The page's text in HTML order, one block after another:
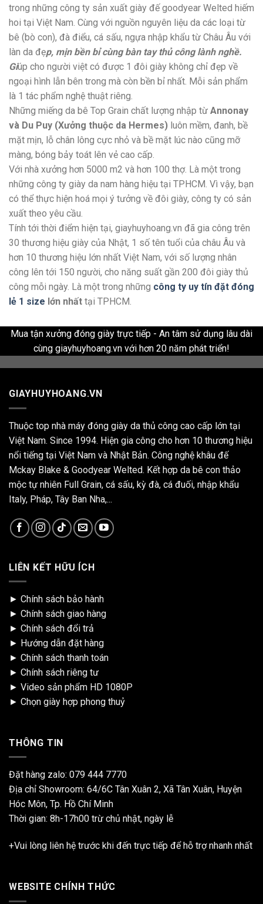
trong những công ty sản xuất giày đế goodyear Welted hiếm
hoi tại Việt Nam. Cùng với nguồn nguyên liệu da các loại từ
bê (bò con), đà điểu, cá sấu, ngựa nhập khẩu từ Châu Âu với
làn da đẹp, mịn bền bỉ cùng bàn tay thủ công lành nghề.
Giúp cho người việt có được 1 đôi giày không chỉ đẹp về
ngoại hình lẫn bên trong mà còn bền bỉ nhất. Mỗi sản phẩm
là 1 tác phẩm nghệ thuật riêng.
Những miếng da bê Top Grain chất lượng nhập từ Annonay
và Du Puy (Xưởng thuộc da Hermes) luôn mềm, đanh, bề
mặt mịn, lỗ chân lông cực nhỏ và bề mặt lúc nào cũng mỡ
màng, bóng bảy toát lên vẻ cao cấp.
Với nhà xưởng hơn 5000 m2 và hơn 100 thợ. Là một trong
những công ty giày da nam hàng hiệu tại TPHCM. Vì vậy, bạn
có thể thực hiện hoá mọi ý tưởng về đôi giày, công ty có sản
xuất theo yêu cầu.
Tính tới thời điểm hiện tại, giayhuyhoang.vn đã gia công trên
30 thương hiệu giày của Nhật, 1 số tên tuổi của châu Âu và
hơn 10 thương hiệu lớn nhất Việt Nam, với số lượng nhân
công lên tới 150 người, cho năng suất gần 200 đôi giày thủ
công mỗi ngày. Là một trong những công ty uy tín đặt đóng
lẻ 1 size lớn nhất tại TPHCM.
Mua tận xưởng đóng giày trực tiếp - An tâm sử dụng lâu dài
cùng giayhuyhoang.vn với hơn 20 năm phát triển!
GIAYHUYHOANG.VN
Thuộc top nhà máy đóng giày da thủ công cao cấp lớn tại
Việt Nam. Since 1994. Hiện gia công cho hơn 10 thương hiệu
nổi tiếng tại Việt Nam và Nhật Bản. Công nghệ khâu đế
Mckay Blake & Goodyear Welted. Kết hợp da bê con thảo
mộc tự nhiên Full Grain, cá sấu, kỳ đà, cá đuối, nhập khẩu
Italy, Pháp, Tây Ban Nha,...
LIÊN KẾT HỮU ÍCH
► Chính sách bảo hành
► Chính sách giao hàng
► Chính sách đổi trả
► Hướng dẫn đặt hàng
► Chính sách thanh toán
► Chính sách riêng tư
► Video sản phẩm HD 1080P
► Chọn giày hợp phong thuỷ
THÔNG TIN
Đặt hàng zalo: 079 444 7770
Địa chỉ Showroom: 64/6C Tân Xuân 2, Xã Tân Xuân, Huyện
Hóc Môn, Tp. Hồ Chí Minh
Thời gian: 8h-17h00 trừ chủ nhật, ngày lễ
+Vui lòng liên hệ trước khi đến trực tiếp để hỗ trợ nhanh nhất
WEBSITE CHÍNH THỨC